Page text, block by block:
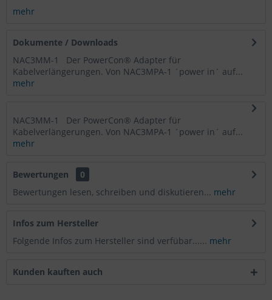
mehr
Dokumente / Downloads
NAC3MM-1 Der PowerCon® Adapter für
Kabelverlängerungen. Von NAC3MPA-1 ´power in´ auf...
mehr
NAC3MM-1 Der PowerCon® Adapter für
Kabelverlängerungen. Von NAC3MPA-1 ´power in´ auf...
mehr
Bewertungen
0
Bewertungen lesen, schreiben und diskutieren... mehr
Infos zum Hersteller
Folgende Infos zum Hersteller sind verfübar...... mehr
Kunden kauften auch